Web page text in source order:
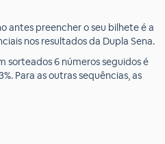
antes preencher o seu bilhete é a
nos resultados da Dupla Sena.
sorteados 6 números seguidos é
Para as outras sequências, as